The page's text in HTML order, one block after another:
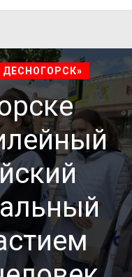
ДЕСНОГОРСК»